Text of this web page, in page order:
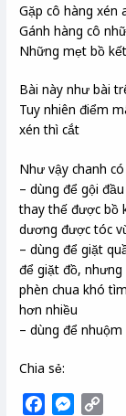
Gặp cô hàng xén
Gánh hàng cô
Những mẹt bồ
Bài này như bài
Tuy nhiên điểm
xén thì cắt
Như vậy chanh
– dùng để gội
thay thế được bồ
dương được tóc
– dùng để giặt
để giặt đồ,
phèn chua khó
hơn nhiều
– dùng để
Chia sẻ:
M